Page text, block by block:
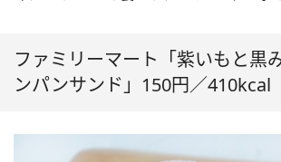
ファミリーマート「紫いもと黒
ンパンサンド」150円／410kcal